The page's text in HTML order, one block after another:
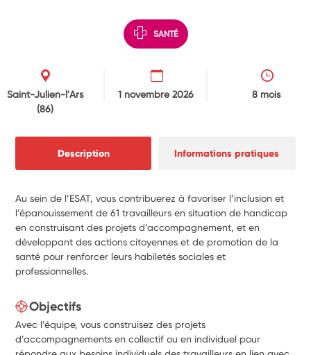
SANTÉ
Saint-Julien-l'Ars
(86)
1 novembre 2026 8 mois
Description Informations pratiques
Au sein de l’ESAT, vous contribuerez à favoriser l’inclusion et
l’épanouissement de 61 travailleurs en situation de handicap
en construisant des projets d’accompagnement, et en
développant des actions citoyennes et de promotion de la
santé pour renforcer leurs habiletés sociales et
professionnelles.
Objectifs
Avec l’équipe, vous construisez des projets
d’accompagnements en collectif ou en individuel pour